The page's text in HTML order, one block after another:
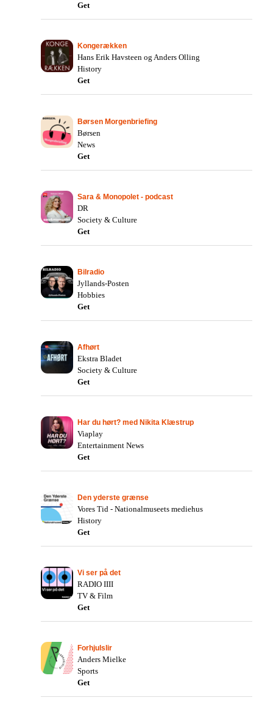
Get
Kongerækken
Hans Erik Havsteen og Anders Olling
History
Get
Børsen Morgenbriefing
Børsen
News
Get
Sara & Monopolet - podcast
DR
Society & Culture
Get
Bilradio
Jyllands-Posten
Hobbies
Get
Afhørt
Ekstra Bladet
Society & Culture
Get
Har du hørt? med Nikita Klæstrup
Viaplay
Entertainment News
Get
Den yderste grænse
Vores Tid - Nationalmuseets mediehus
History
Get
Vi ser på det
RADIO IIII
TV & Film
Get
Forhjulslir
Anders Mielke
Sports
Get